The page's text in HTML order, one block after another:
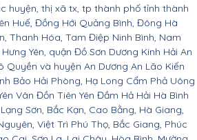
huyện, thị xã tx, tp thành phố tỉnh thành
Huế, Đồng Hới Quảng Bình, Đông Hà
Thanh Hóa, Tam Điệp Ninh Bình, Nam
Yên, quận Đồ Sơn Dương Kinh Hải An
Quyền và huyện An Dương An Lão Kiến
Bảo Hải Phòng, Hạ Long Cẩm Phả Uông
Vân Đồn Tiên Yên Đầm Hả Hải Hà Bình
Sơn, Bắc Kạn, Cao Bằng, Hà Giang,
Việt Trì Phú Thọ, Bắc Giang, Phúc